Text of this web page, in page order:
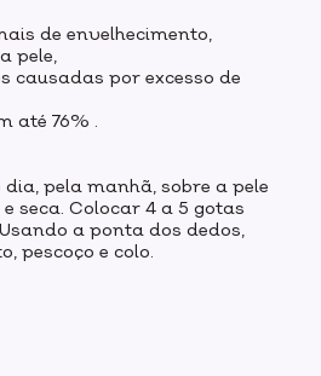
de envelhecimento,
pele,
causadas por excesso de
até 76% .
pela manhã, sobre a pele
seca. Colocar 4 a 5 gotas
a ponta dos dedos,
pescoço e colo.